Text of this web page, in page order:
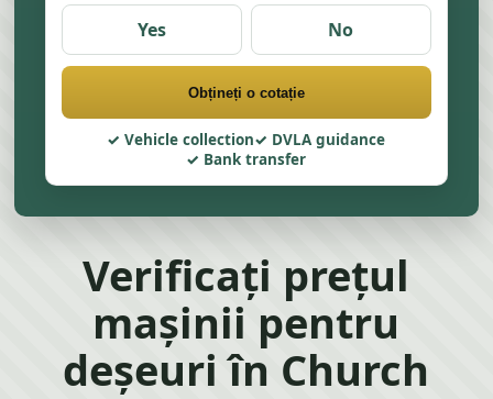
Yes No
Obțineți o cotație
Vehicle collection
DVLA guidance
Bank transfer
Verificați prețul
mașinii pentru
deșeuri în Church